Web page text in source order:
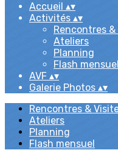
Accueil ▴▾
Activités ▴▾
Rencontres
Ateliers
Planning
Flash mensuel
AVF ▴▾
Galerie Photos ▴▾
Rencontres &
Ateliers
Planning
Flash mensuel